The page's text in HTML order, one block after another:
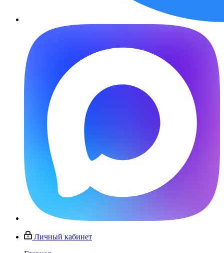
Личный кабинет